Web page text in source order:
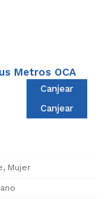
Metros OCA
Canjear
Canjear
Mujer